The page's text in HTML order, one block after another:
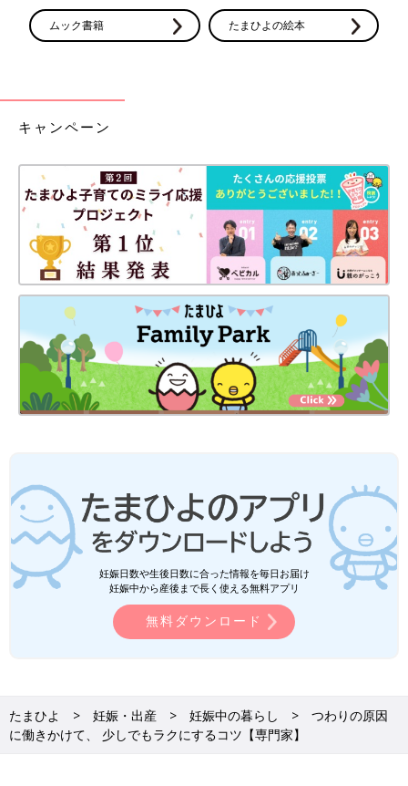
ムック書籍 たまひよの絵本
キャンペーン
妊娠日数や生後日数に合った情報を毎日お届け
妊娠中から産後まで長く使える無料アプリ
無料ダウンロード
たまひよ 妊娠・出産 妊娠中の暮らし
つわりの原因
に働きかけて、 少しでもラクにするコツ【専門家】